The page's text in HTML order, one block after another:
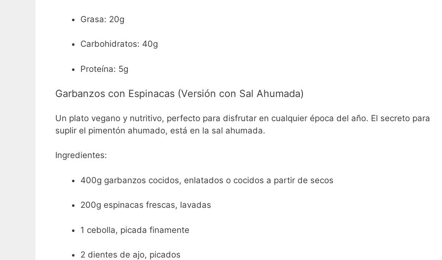
Grasa: 20g
Carbohidratos: 40g
Proteína: 5g
Garbanzos con Espinacas (Versión con Sal Ahumada)
Un plato vegano y nutritivo, perfecto para disfrutar en cualquier época del año. El secreto para
suplir el pimentón ahumado, está en la sal ahumada.
Ingredientes:
400g garbanzos cocidos, enlatados o cocidos a partir de secos
200g espinacas frescas, lavadas
1 cebolla, picada finamente
2 dientes de ajo, picados